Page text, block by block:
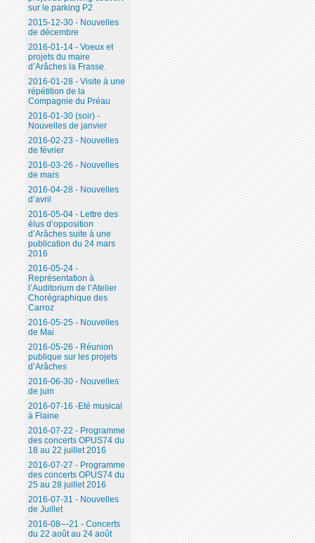
sur le parking P2
2015-12-30 - Nouvelles
de décembre
2016-01-14 - Voeux et
projets du maire
d’Arâches la Frasse.
2016-01-28 - Visite à une
répétition de la
Compagnie du Préau
2016-01-30 (soir) -
Nouvelles de janvier
2016-02-23 - Nouvelles
de février
2016-03-26 - Nouvelles
de mars
2016-04-28 - Nouvelles
d’avril
2016-05-04 - Lettre des
élus d’opposition
d’Arâches suite à une
publication du 24 mars
2016
2016-05-24 -
Représentation à
l’Auditorium de l’Atelier
Chorégraphique des
Carroz
2016-05-25 - Nouvelles
de Mai
2016-05-26 - Réunion
publique sur les projets
d’Arâches
2016-06-30 - Nouvelles
de juin
2016-07-16 -Eté musical
à Flaine
2016-07-22 - Programme
des concerts OPUS74 du
18 au 22 juillet 2016
2016-07-27 - Programme
des concerts OPUS74 du
25 au 28 juillet 2016
2016-07-31 - Nouvelles
de Juillet
2016-08—21 - Concerts
du 22 août au 24 août